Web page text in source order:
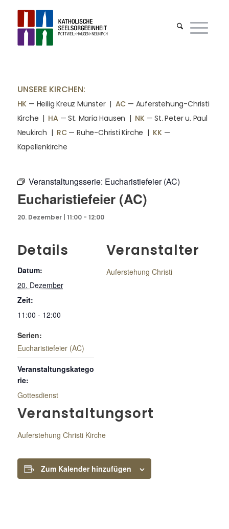
UNSERE KIRCHEN:
HK — Heilig Kreuz Münster | AC — Auferstehung-Christi
Kirche | HA — St. Maria Hausen | NK— St. Peter u. Paul
Neukirch | RC— Ruhe-Christi Kirche | KK—
Kapellenkirche
Veranstaltungsserie: Eucharistiefeier (AC)
Eucharistiefeier (AC)
20. Dezember | 11:00- 12:00
Details
Datum:
20. Dezember
Zeit:
11:00 - 12:00
Serien:
Eucharistiefeier (AC)
Veranstaltungskatego
rie:
Gottesdienst
Veranstaltungsort
Auferstehung Christi Kirche
Veranstalter
Auferstehung Christi
Zum Kalender hinzufügen